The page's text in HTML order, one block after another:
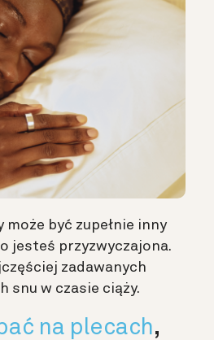
może być zupełnie inny
jesteś przyzwyczajona.
zadawanych
snu w czasie ciąży.
na plecach,